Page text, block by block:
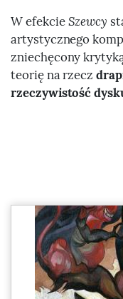
W efekcieSzewcy
artystycznego
zniechęcony
teorię na rzecz
rzeczywistość